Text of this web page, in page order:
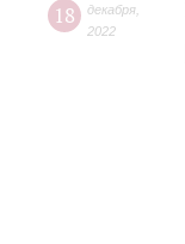
18 декабря
2022